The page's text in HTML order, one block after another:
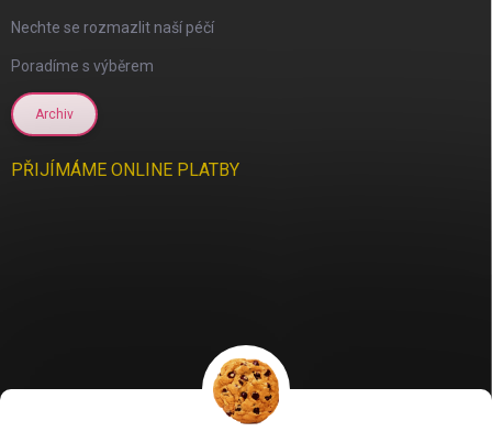
Nechte se rozmazlit naší péčí
Poradíme s výběrem
Archiv
PŘIJÍMÁME ONLINE PLATBY